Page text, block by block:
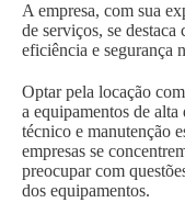
A empresa, com sua
de serviços, se
eficiência e segurança
Optar pela locação
a equipamentos de
técnico e manutenção
empresas se
preocupar com
dos equipamentos.